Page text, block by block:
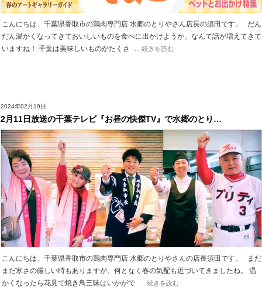
こんにちは、千葉県香取市の鶏肉専門店 水郷のとりやさん店長の須田です。 だん
だん温かくなってきておいしいものを食べに出かけようか、なんて話が増えてきて
いますね！ 千葉は美味しいものがたくさ
... 続きを読む
2024年02月19日
2月11日放送の千葉テレビ『お昼の快傑TV』で水郷のとり…
こんにちは、千葉県香取市の鶏肉専門店 水郷のとりやさんの店長須田です。 まだ
まだ寒さの厳しい時もありますが、何となく春の気配も近づいてきましたね。 温
かくなったら花見で焼き鳥三昧はいかがで
... 続きを読む